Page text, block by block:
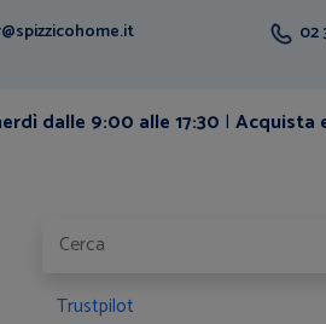
02
dalle 9:00 alle 17:30 | Acquista
Trustpilot